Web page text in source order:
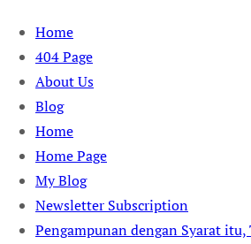
Skip
content
Home
404 Page
About Us
Blog
Home
Home Page
My Blog
Newsletter Subscription
Pengampunan dengan Syarat